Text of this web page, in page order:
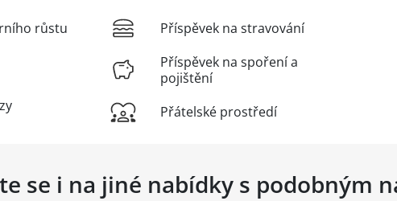
růstu
Příspěvek na stravování
Příspěvek na spoření a
pojištění
Přátelské prostředí
se i na jiné nabídky s podobným